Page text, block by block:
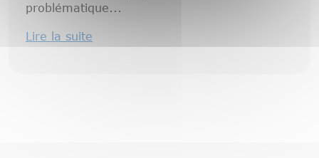
problématique...
Lire la suite